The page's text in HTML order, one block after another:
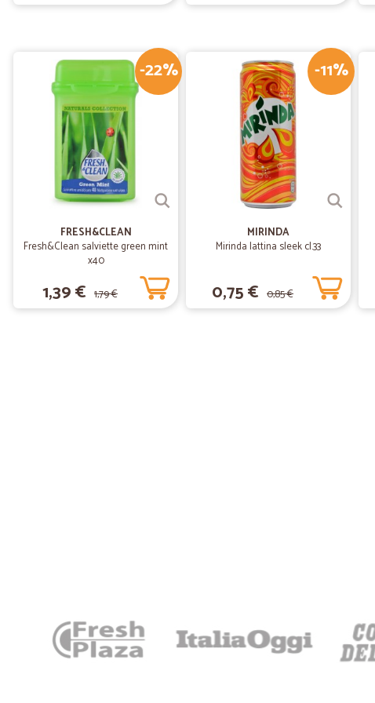
-22%
FRESH&CLEAN
Fresh&Clean salviette green mint
x40
1,39 € 1,79 €
-11%
MIRINDA
Mirinda lattina sleek cl.33
0,75 € 0,85 €